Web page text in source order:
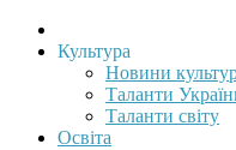
Культура
Новини
Таланти
Таланти світу
Освіта